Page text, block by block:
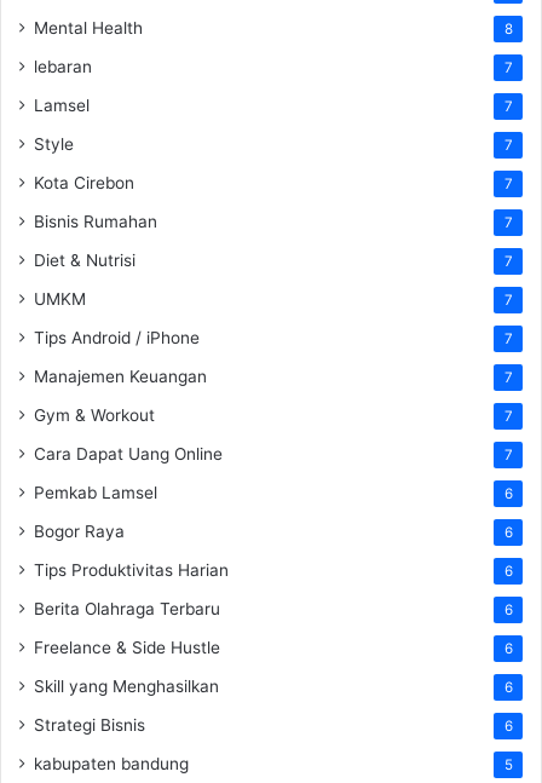
Mental Health 8
lebaran 7
Lamsel 7
Style 7
Kota Cirebon 7
Bisnis Rumahan 7
Diet & Nutrisi 7
UMKM 7
Tips Android / iPhone 7
Manajemen Keuangan 7
Gym & Workout 7
Cara Dapat Uang Online 7
Pemkab Lamsel 6
Bogor Raya 6
Tips Produktivitas Harian 6
Berita Olahraga Terbaru 6
Freelance & Side Hustle 6
Skill yang Menghasilkan 6
Strategi Bisnis 6
kabupaten bandung 5